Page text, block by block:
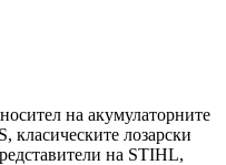
на акумулаторните
лозарски
на STIHL,